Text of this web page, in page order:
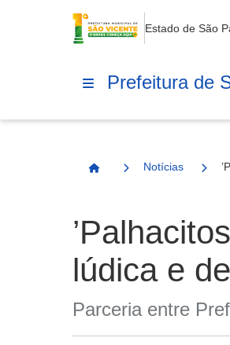
Estado de São
Prefeitura de
Página Inicial
Notícias
lúdica e
Parceria entre